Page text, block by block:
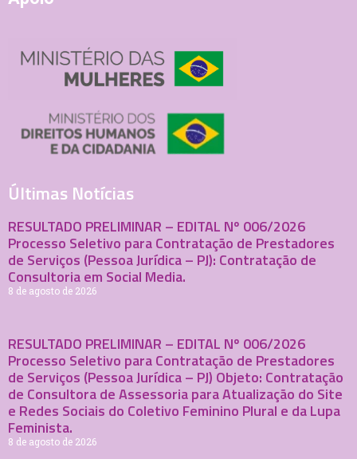
Últimas Notícias
RESULTADO PRELIMINAR – EDITAL Nº 006/2026
Processo Seletivo para Contratação de Prestadores
de Serviços (Pessoa Jurídica – PJ): Contratação de
Consultoria em Social Media.
8 de agosto de 2026
RESULTADO PRELIMINAR – EDITAL Nº 006/2026
Processo Seletivo para Contratação de Prestadores
de Serviços (Pessoa Jurídica – PJ) Objeto: Contratação
de Consultora de Assessoria para Atualização do Site
e Redes Sociais do Coletivo Feminino Plural e da Lupa
Feminista.
8 de agosto de 2026